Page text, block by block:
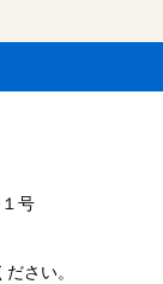
号
さい。